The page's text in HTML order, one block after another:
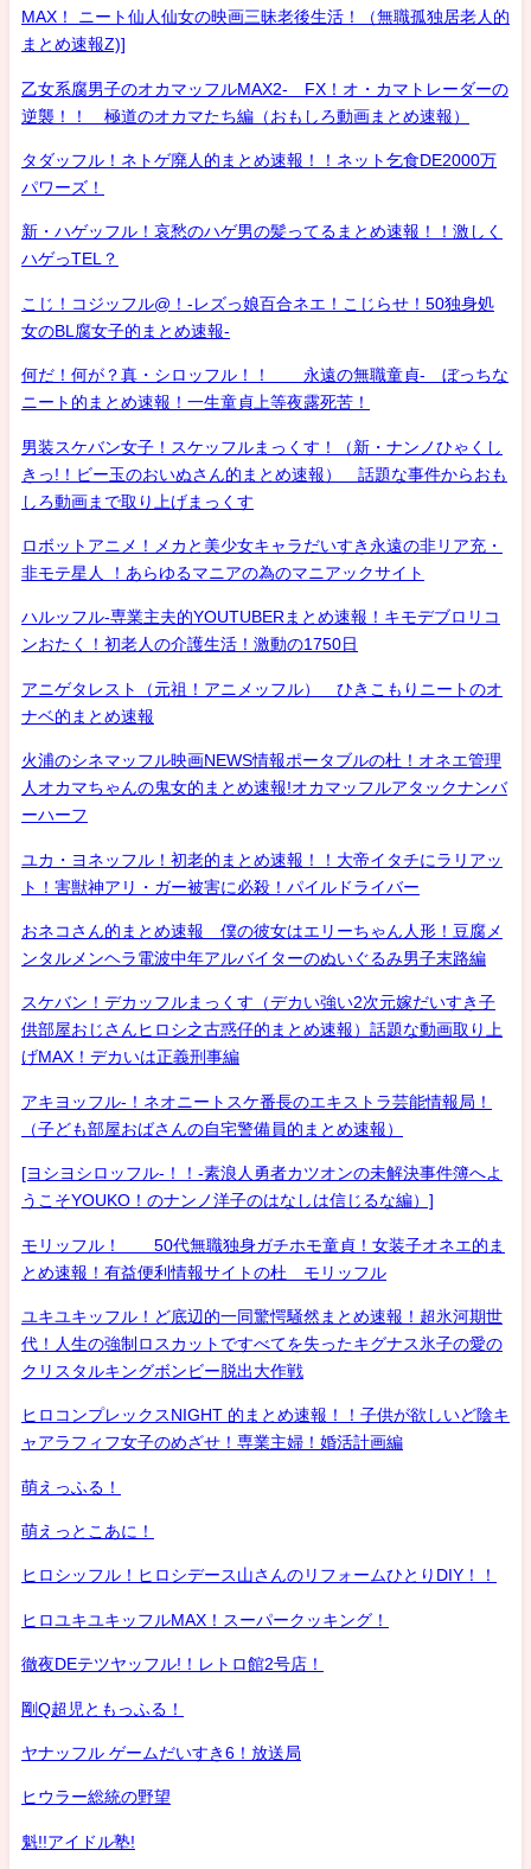
MAX！ ニート仙人仙女の映画三昧老後生活！（無職孤独居老人的
まとめ速報Z)]
乙女系腐男子のオカマッフルMAX2- FX！オ・カマトレーダーの
逆襲！！ 極道のオカマたち編（おもしろ動画まとめ速報）
タダッフル！ネトゲ廃人的まとめ速報！！ネット乞食DE2000万
パワーズ！
新・ハゲッフル！哀愁のハゲ男の髪ってるまとめ速報！！激しく
ハゲっTEL？
こじ！コジッフル@！-レズっ娘百合ネエ！こじらせ！50独身処
女のBL腐女子的まとめ速報-
何だ！何が？真・シロッフル！！ 永遠の無職童貞- ぼっちな
ニート的まとめ速報！一生童貞上等夜露死苦！
男装スケバン女子！スケッフルまっくす！（新・ナンノひゃくし
きっ!！ビー玉のおいぬさん的まとめ速報） 話題な事件からおも
しろ動画まで取り上げまっくす
ロボットアニメ！メカと美少女キャラだいすき永遠の非リア充・
非モテ星人 ！あらゆるマニアの為のマニアックサイト
ハルッフル-専業主夫的YOUTUBERまとめ速報！キモデブロリコ
ンおたく！初老人の介護生活！激動の1750日
アニゲタレスト（元祖！アニメッフル） ひきこもりニートのオ
ナベ的まとめ速報
火浦のシネマッフル映画NEWS情報ポータブルの杜！オネエ管理
人オカマちゃんの鬼女的まとめ速報!オカマッフルアタックナンバ
ーハーフ
ユカ・ヨネッフル！初老的まとめ速報！！大帝イタチにラリアッ
ト！害獣神アリ・ガー被害に必殺！パイルドライバー
おネコさん的まとめ速報 僕の彼女はエリーちゃん人形！豆腐メ
ンタルメンヘラ電波中年アルバイターのぬいぐるみ男子末路編
スケバン！デカッフルまっくす（デカい強い2次元嫁だいすき子
供部屋おじさんヒロシ之古惑仔的まとめ速報）話題な動画取り上
げMAX！デカいは正義刑事編
アキヨッフル-！ネオニートスケ番長のエキストラ芸能情報局！
（子ども部屋おばさんの自宅警備員的まとめ速報）
[ヨシヨシロッフル-！！-素浪人勇者カツオンの未解決事件簿へよ
うこそYOUKO！のナンノ洋子のはなしは信じるな編）]
モリッフル！ 50代無職独身ガチホモ童貞！女装子オネエ的ま
とめ速報！有益便利情報サイトの杜 モリッフル
ユキユキッフル！ど底辺的一同驚愕騒然まとめ速報！超氷河期世
代！人生の強制ロスカットですべてを失ったキグナス氷子の愛の
クリスタルキングボンビー脱出大作戦
ヒロコンプレックスNIGHT 的まとめ速報！！子供が欲しいど陰キ
ャアラフィフ女子のめざせ！専業主婦！婚活計画編
萌えっふる！
萌えっとこあに！
ヒロシッフル！ヒロシデース山さんのリフォームひとりDIY！！
ヒロユキユキッフルMAX！スーパークッキング！
徹夜DEテツヤッフル!！レトロ館2号店！
剛Q超児ともっふる！
ヤナッフル ゲームだいすき6！放送局
ヒウラー総統の野望
魁!!アイドル塾!